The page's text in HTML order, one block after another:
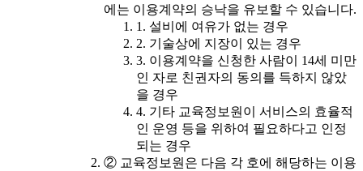
에는 이용계약의 승낙을 유보할 수 있습니다.
1. 설비에 여유가 없는 경우
2. 기술상에 지장이 있는 경우
3. 이용계약을 신청한 사람이 14세 미만
인 자로 친권자의 동의를 득하지 않았
을 경우
4. 기타 교육정보원이 서비스의 효율적
인 운영 등을 위하여 필요하다고 인정
되는 경우
② 교육정보원은 다음 각 호에 해당하는 이용